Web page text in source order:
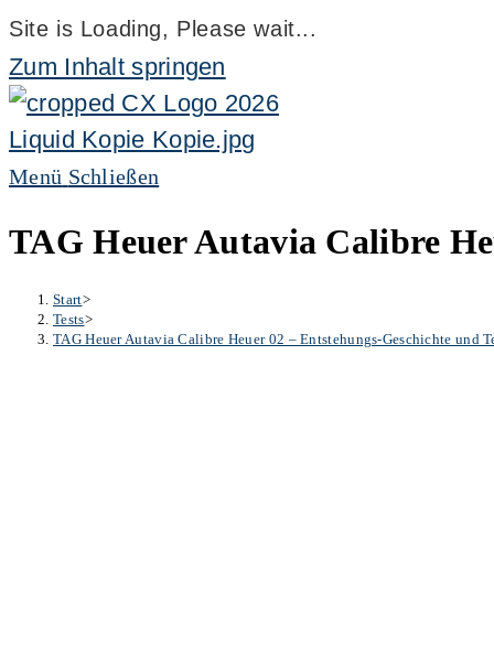
Site is Loading, Please wait...
Zum Inhalt springen
Menü Schließen
TAG Heuer Autavia Calibre
Start>
Tests>
TAG Heuer Autavia Calibre Heuer 02 – Entstehungs-Geschichte und